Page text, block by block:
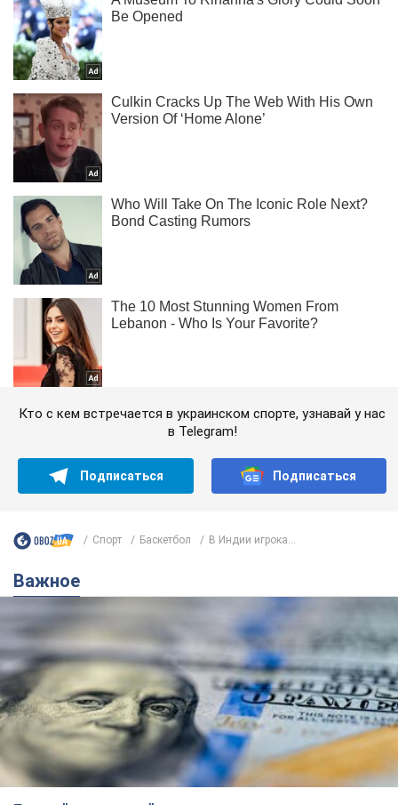
Кто с кем встречается в украинском спорте, узнавай у нас
в Telegram!
Подписаться Подписаться
Спорт Баскетбол В Индии игрока...
Важное